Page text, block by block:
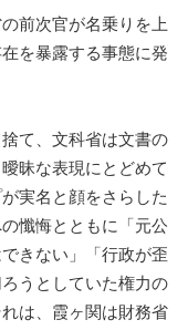
前次官が名乗りを上
を暴露する事態に発
て、文科省は文書の
昧な表現にとどめて
実名と顔をさらした
懺悔とともに「元公
きない」「行政が歪
うとしていた権力の
は、霞ヶ関は財務省